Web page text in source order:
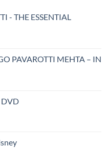
- THE ESSENTIAL
PAVAROTTI MEHTA – IN
DVD